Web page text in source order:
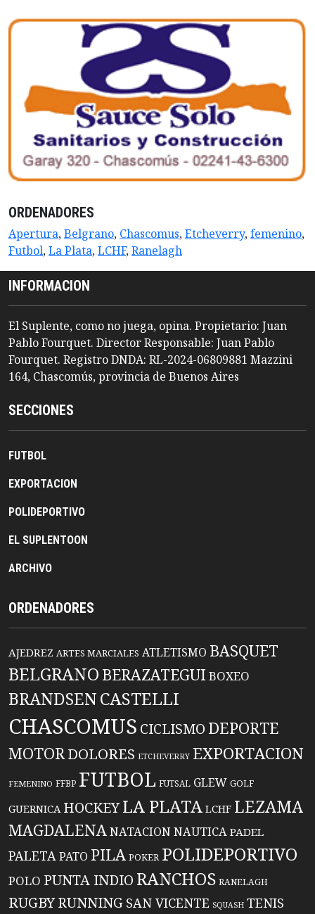
ORDENADORES
Apertura,Belgrano, Chascomus,Etcheverry,femenino,
Futbol,La Plata,LCHF,Ranelagh
INFORMACION
El Suplente, como no juega, opina. Propietario: Juan
Pablo Fourquet. Director Responsable: Juan Pablo
Fourquet. Registro DNDA: RL-2024-06809881 Mazzini
164, Chascomús, provincia de Buenos Aires
SECCIONES
FUTBOL
EXPORTACION
POLIDEPORTIVO
EL SUPLENTOON
ARCHIVO
ORDENADORES
AJEDREZ ARTES MARCIALES ATLETISMO BASQUET
BELGRANO BERAZATEGUIBOXEO
BRANDSENCASTELLI
CHASCOMUS CICLISMO DEPORTE
MOTORDOLORES ETCHEVERRY EXPORTACION
FEMENINO FFBP FUTBOL FUTSAL GLEW GOLF
GUERNICA HOCKEYLA PLATA LCHF LEZAMA
MAGDALENANATACIONNAUTICA PADEL
PALETAPATO PILA POKER POLIDEPORTIVO
POLO PUNTA INDIO RANCHOS RANELAGH
RUGBYRUNNING SAN VICENTE SQUASH TENIS